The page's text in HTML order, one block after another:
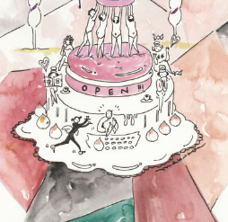
店舗一覧
Nos adresses
ク一覧 海外ブ